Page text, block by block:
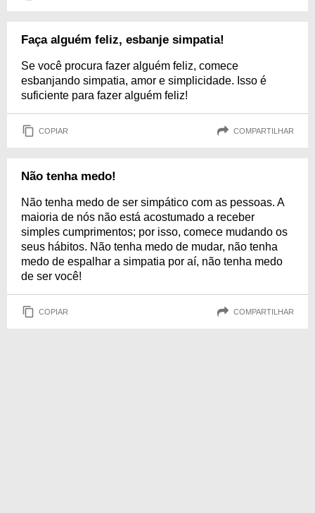
Faça alguém feliz, esbanje simpatia!
Se você procura fazer alguém feliz, comece
esbanjando simpatia, amor e simplicidade. Isso é
suficiente para fazer alguém feliz!
COPIAR COMPARTILHAR
Não tenha medo!
Não tenha medo de ser simpático com as pessoas. A
maioria de nós não está acostumado a receber
simples cumprimentos; por isso, comece mudando os
seus hábitos. Não tenha medo de mudar, não tenha
medo de espalhar a simpatia por aí, não tenha medo
de ser você!
COPIAR COMPARTILHAR